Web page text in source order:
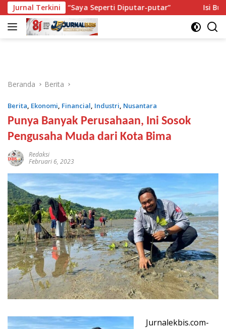
Langsung
ke
konten
Jurnal Terkini
“Saya Seperti Diputar-putar” Isi Buku Pelajaran
Beranda Berita
Berita, Ekonomi, Financial, Industri, Nusantara
Punya Banyak Perusahaan, Ini Sosok
Pengusaha Muda dari Kota Bima
Redaksi
Februari 6, 2023
Jurnalekbis.com-